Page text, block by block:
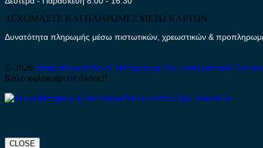
ΔΕΧΟΜΑΣΤΕ ΚΑΙ ΠΛΗΡΩΜΕΣ ΜΕΣΩ ΚΑΡΤΩΝ
Δυνατότητα πληρωμής μέσω πιστωτικών, χρεωστικών &
© 2026 antalaktika-online.eu Μεταχειρισμένα Ανταλλακτικά
Καλό καλοκαίρι σε όλους!!
CLOSE